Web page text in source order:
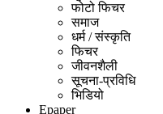
फोटो फिचर
समाज
धर्म / संस्कृति
फिचर
जीवनशैली
सूचना-प्रविधि
भिडियो
Epaper